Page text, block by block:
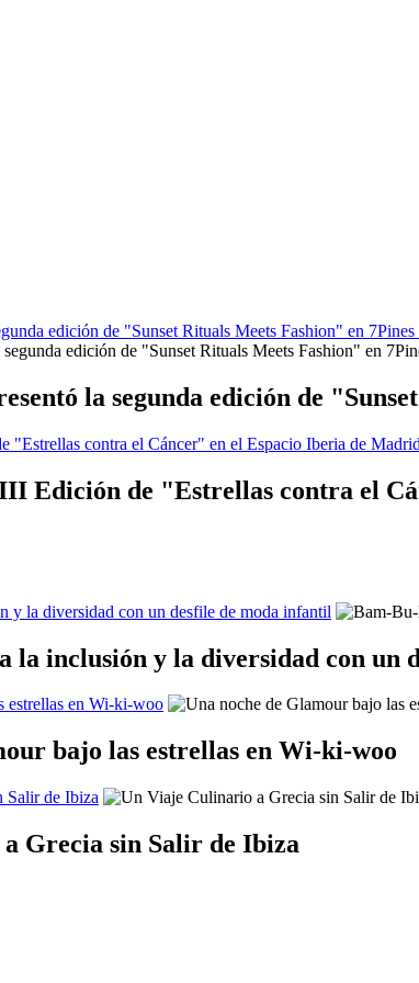
edición de "Sunset Rituals Meets Fashion" en 7Pines
la segunda edición de
"Estrellas contra el Cáncer" en el Espacio Iberia de Madrid
Edición de "Estrellas contra el
y la diversidad con un desfile de moda infantil
la inclusión y la diversidad con un
estrellas en Wi-ki-woo
bajo las estrellas en Wi-ki-woo
Salir de Ibiza
Grecia sin Salir de Ibiza